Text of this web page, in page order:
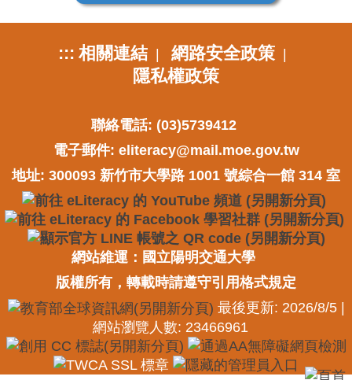
::: 相關連結| 網路安全政策|
隱私權政策
聯絡電話: (03)5739412
電子郵件: eliteracy@mail.moe.gov.tw
地址: 300093 新竹市大學路 1001 號綜合一館 314 室
網站維運：國立陽明交通大學
版權所有，轉載時請遵守引用格式規定
最後更新: 2026/8/5 |
網站瀏覽人數: 23466961